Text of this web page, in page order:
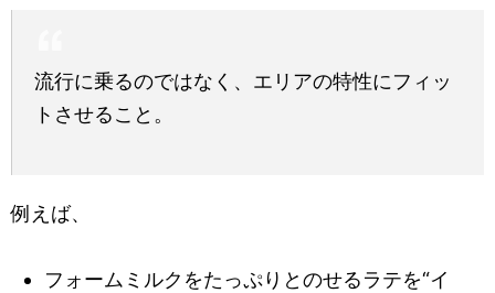
流行に乗るのではなく、エリアの特性にフィッ
トさせること。
例えば、
フォームミルクをたっぷりとのせるラテを“イ